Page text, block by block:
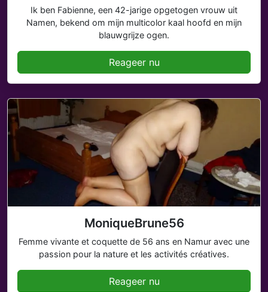
Ik ben Fabienne, een 42-jarige opgetogen vrouw uit
Namen, bekend om mijn multicolor kaal hoofd en mijn
blauwgrijze ogen.
Reageer nu
MoniqueBrune56
Femme vivante et coquette de 56 ans en Namur avec une
passion pour la nature et les activités créatives.
Reageer nu